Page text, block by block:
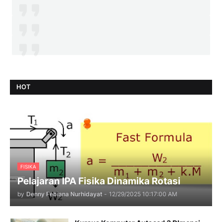
HOT
FISIKA
Pelajaran IPA Fisika Dinamika Rotasi
by Denny Febiana Nurhidayat - 12/29/2025 10:17:00 AM